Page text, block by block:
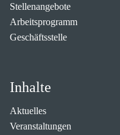
Stellenangebote
Arbeitsprogramm
Geschäftsstelle
Inhalte
Aktuelles
Veranstaltungen